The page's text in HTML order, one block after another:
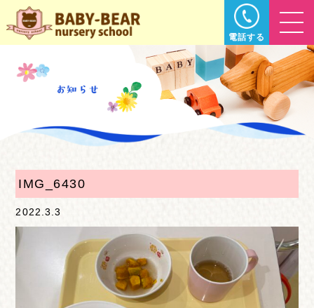
電話する
IMG_6430
2022.3.3